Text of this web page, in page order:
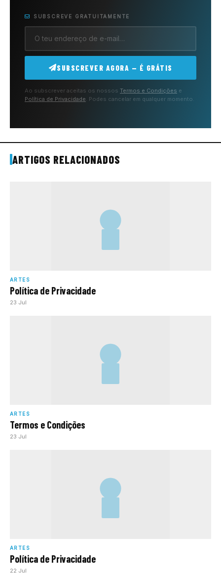
SUBSCREVE GRATUITAMENTE
SUBSCREVER AGORA — É GRÁTIS
Ao subscrever aceitas os nossos Termos e Condições e
Política de Privacidade . Podes cancelar em qualquer momento.
ARTIGOS RELACIONADOS
ARTES
Política de Privacidade
23 Jul
ARTES
Termos e Condições
23 Jul
ARTES
Política de Privacidade
22 Jul